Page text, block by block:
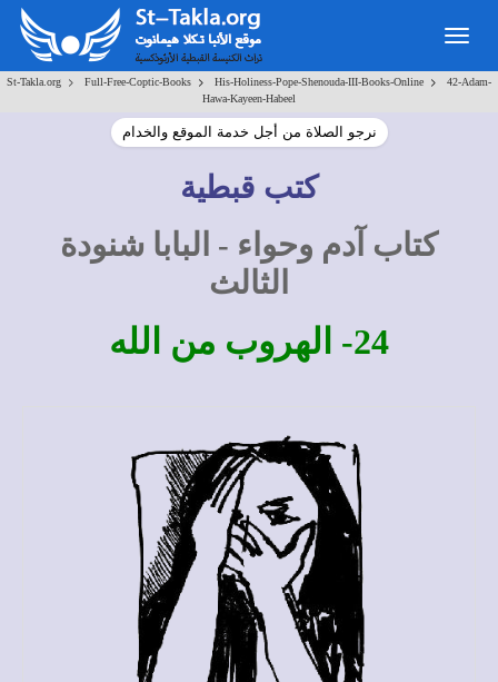
St-Takla.org > Full-Free-Coptic-Books > His-Holiness-Pope-Shenouda-III-Books-Online >
42-Adam-
Hawa-Kayeen-Habeel
نرجو الصلاة من أجل خدمة الموقع والخدام
كتب قبطية
كتاب آدم وحواء - البابا شنودة
الثالث
24- الهروب من الله